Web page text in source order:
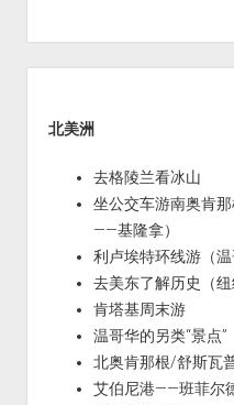
北美洲
去格陵兰看冰山
坐公交车游南奥肯
——基隆拿）
利卢埃特环线游（温
去美东了解历史（
肯塔基周末游
温哥华的另类“景点”
北奥肯那根/舒斯瓦
艾伯尼港——班菲尔